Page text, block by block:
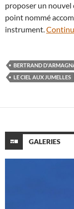
proposer un nouvel
point nommé
instrument.
BERTRAND
LE CIEL AUX JUMELLES
GALERIES